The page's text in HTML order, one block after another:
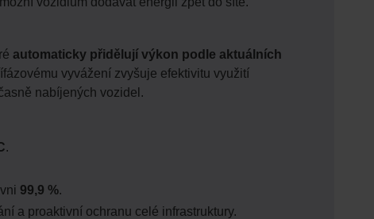
automaticky přidělují výkon podle aktuálních
vyvážení zvyšuje efektivitu využití
nabíjených vozidel.
.
99,9 %.
a proaktivní ochranu celé infrastruktury.